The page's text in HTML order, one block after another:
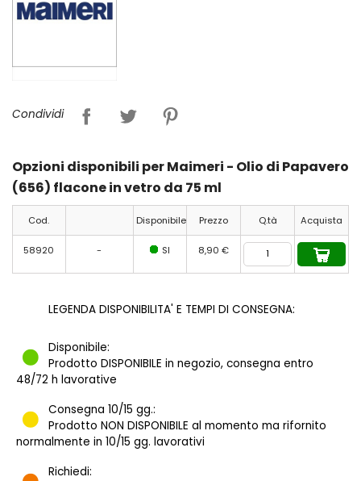
Condividi
Opzioni disponibili per Maimeri - Olio di Papavero
(656) flacone in vetro da 75 ml
Cod. Disponibile Prezzo Q.tà Acquista
58920 - SI 8,90 €
LEGENDA DISPONIBILITA' E TEMPI DI CONSEGNA:
Disponibile:
Prodotto DISPONIBILE in negozio, consegna entro
48/72 h lavorative
Consegna 10/15 gg.:
Prodotto NON DISPONIBILE al momento ma rifornito
normalmente in 10/15 gg. lavorativi
Richiedi: